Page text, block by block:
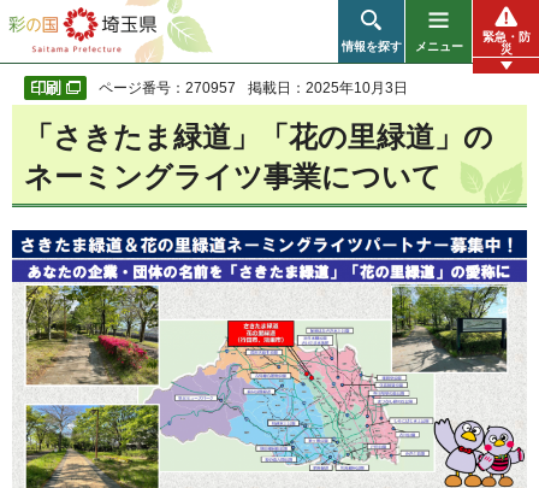
彩の国 埼玉県
情報を探す メニュー
緊急・防
災
ページ番号：270957 掲載日：2025年10月3日
「さきたま緑道」「花の里緑道」の
ネーミングライツ事業について